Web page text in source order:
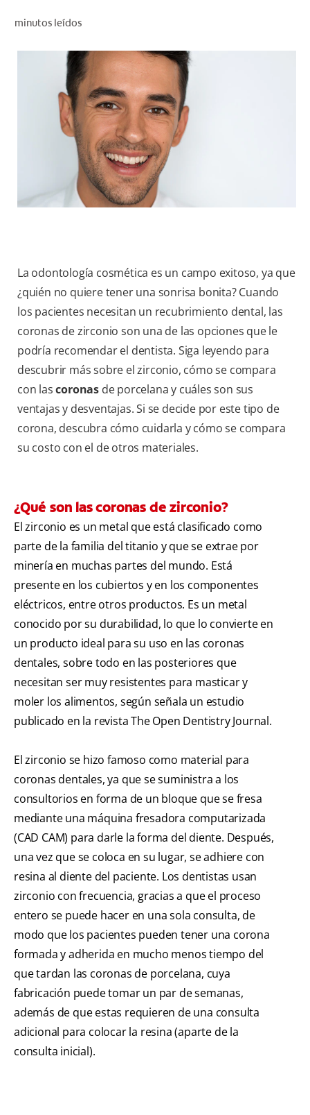
minutos leídos
La odontología cosmética es un campo exitoso, ya que
¿quién no quiere tener una sonrisa bonita? Cuando
los pacientes necesitan un recubrimiento dental, las
coronas de zirconio son una de las opciones que le
podría recomendar el dentista. Siga leyendo para
descubrir más sobre el zirconio, cómo se compara
con lascoronas de porcelana y cuáles son sus
ventajas y desventajas. Si se decide por este tipo de
corona, descubra cómo cuidarla y cómo se compara
su costo con el de otros materiales.
¿Qué son las coronas de zirconio?
El zirconio es un metal que está clasificado como
parte de la familia del titanio y que se extrae por
minería en muchas partes del mundo. Está
presente en los cubiertos y en los componentes
eléctricos, entre otros productos. Es un metal
conocido por su durabilidad, lo que lo convierte en
un producto ideal para su uso en las coronas
dentales, sobre todo en las posteriores que
necesitan ser muy resistentes para masticar y
moler los alimentos, según señala un estudio
publicado en la revista The Open Dentistry Journal.
El zirconio se hizo famoso como material para
coronas dentales, ya que se suministra a los
consultorios en forma de un bloque que se fresa
mediante una máquina fresadora computarizada
(CAD CAM) para darle la forma del diente. Después,
una vez que se coloca en su lugar, se adhiere con
resina al diente del paciente. Los dentistas usan
zirconio con frecuencia, gracias a que el proceso
entero se puede hacer en una sola consulta, de
modo que los pacientes pueden tener una corona
formada y adherida en mucho menos tiempo del
que tardan las coronas de porcelana, cuya
fabricación puede tomar un par de semanas,
además de que estas requieren de una consulta
adicional para colocar la resina (aparte de la
consulta inicial).